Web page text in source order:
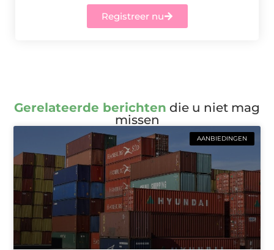
Registreer nu
Gerelateerde berichten die u niet mag
missen
AANBIEDINGEN